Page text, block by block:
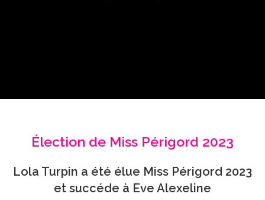
Élection de Miss Périgord 2023
Lola Turpin a été élue Miss Périgord 2023
et succéde à Eve Alexeline